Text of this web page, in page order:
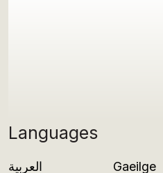
Languages
العربية
Gaeilge